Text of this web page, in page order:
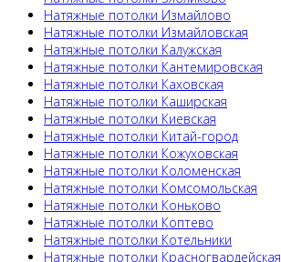
Натяжные потолки Измайлово
Натяжные потолки Измайловская
Натяжные потолки Калужская
Натяжные потолки Кантемировская
Натяжные потолки Каховская
Натяжные потолки Каширская
Натяжные потолки Киевская
Натяжные потолки Китай-город
Натяжные потолки Кожуховская
Натяжные потолки Коломенская
Натяжные потолки Комсомольская
Натяжные потолки Коньково
Натяжные потолки Коптево
Натяжные потолки Котельники
Натяжные потолки Красногвардейская